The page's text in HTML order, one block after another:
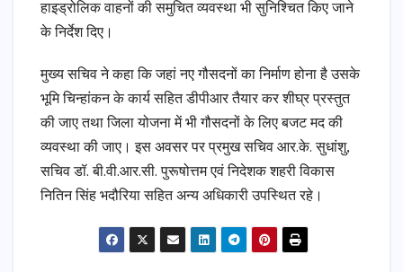
हाइड्रोलिक वाहनों की समुचित व्यवस्था भी सुनिश्चित किए जाने
के निर्देश दिए।
मुख्य सचिव ने कहा कि जहां नए गौसदनों का निर्माण होना है उसके
भूमि चिन्हांकन के कार्य सहित डीपीआर तैयार कर शीघ्र प्रस्तुत
की जाए तथा जिला योजना में भी गौसदनों के लिए बजट मद की
व्यवस्था की जाए। इस अवसर पर प्रमुख सचिव आर.के. सुधांशु,
सचिव डॉ. बी.वी.आर.सी. पुरूषोत्तम एवं निदेशक शहरी विकास
नितिन सिंह भदौरिया सहित अन्य अधिकारी उपस्थित रहे।